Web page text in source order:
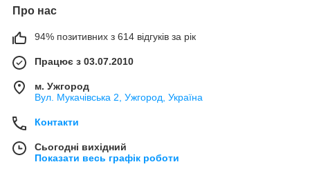
Про нас
94% позитивних з 614 відгуків за рік
Працює з 03.07.2010
м. Ужгород
Вул. Мукачівська 2, Ужгород, Україна
Контакти
Сьогодні вихідний
Показати весь графік роботи